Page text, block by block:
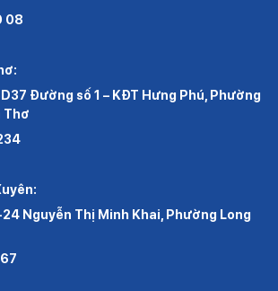
08
Đường số 1 – KĐT Hưng Phú, Phường
Thơ
Nguyễn Thị Minh Khai, Phường Long